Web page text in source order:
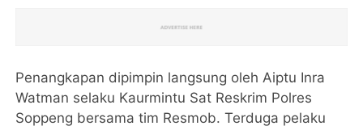
Penangkapan dipimpin langsung oleh Aiptu Inra
Watman selaku Kaurmintu Sat Reskrim Polres
Soppeng bersama tim Resmob. Terduga pelaku